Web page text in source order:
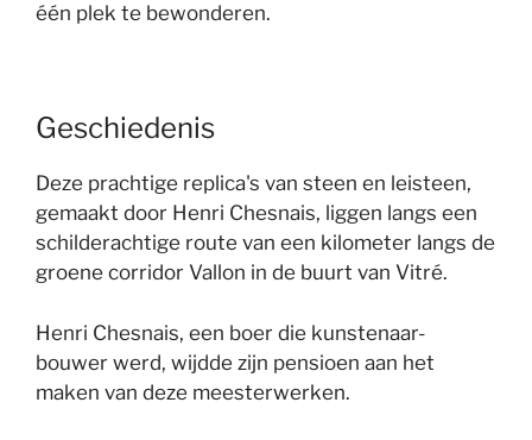
één plek te bewonderen.
Geschiedenis
Deze prachtige replica's van steen en leisteen,
gemaakt door Henri Chesnais, liggen langs een
schilderachtige route van een kilometer langs de
groene corridor Vallon in de buurt van Vitré.
Henri Chesnais, een boer die kunstenaar-
bouwer werd, wijdde zijn pensioen aan het
maken van deze meesterwerken.